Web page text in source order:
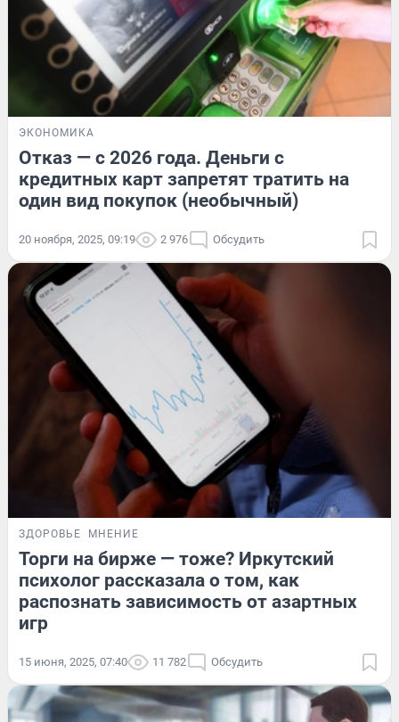
ЭКОНОМИКА
Отказ — с 2026 года. Деньги с
кредитных карт запретят тратить на
один вид покупок (необычный)
20 ноября, 2025, 09:19 2 976 Обсудить
ЗДОРОВЬЕ МНЕНИЕ
Торги на бирже — тоже? Иркутский
психолог рассказала о том, как
распознать зависимость от азартных
игр
15 июня, 2025, 07:40 11 782 Обсудить